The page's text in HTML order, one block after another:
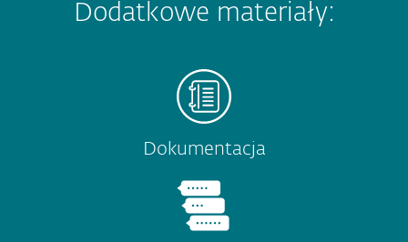
Dodatkowe materiały:
Dokumentacja